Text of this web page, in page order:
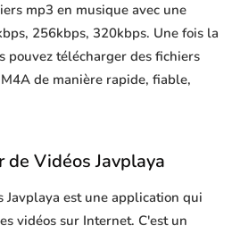
mp3 en musique avec une
256kbps, 320kbps. Une fois la
pouvez télécharger des fichiers
de manière rapide, fiable,
de Vidéos Javplaya
Javplaya est une application qui
vidéos sur Internet. C'est un